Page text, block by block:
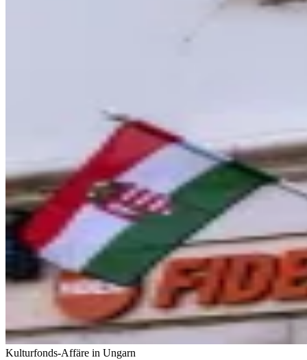
Kulturfonds-Affäre in Ungarn